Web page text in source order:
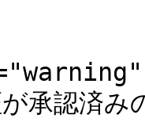
が承認済